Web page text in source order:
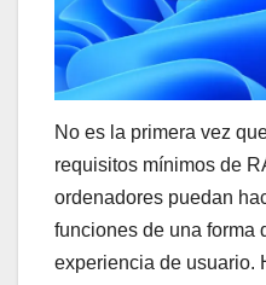
No es la primera vez
requisitos mínimos de
ordenadores puedan
funciones de una forma
experiencia de usuario.